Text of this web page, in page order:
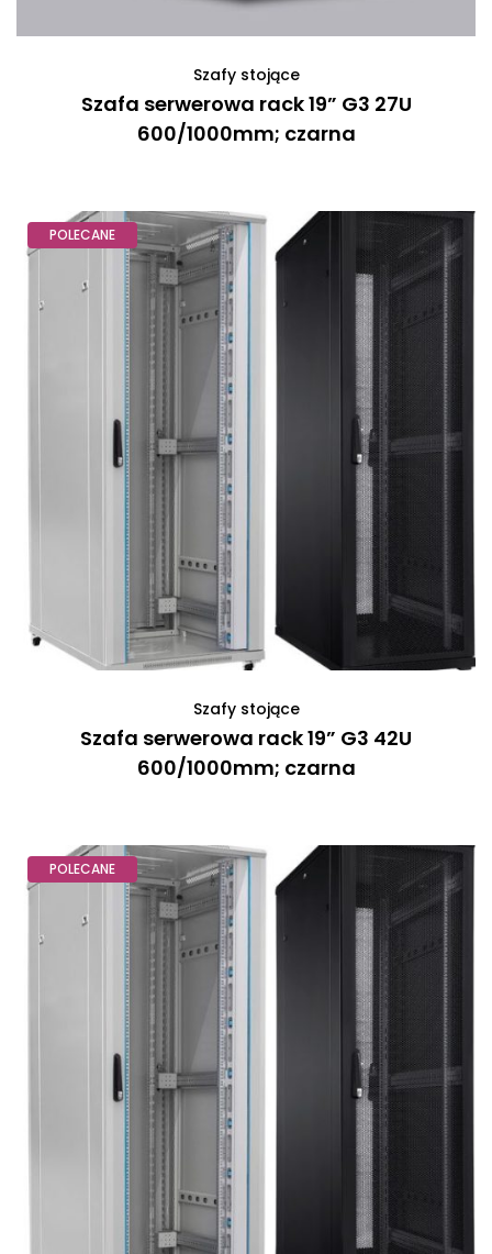
Szafy stojące
Szafa serwerowa rack 19” G3 27U
600/1000mm; czarna
POLECANE
Szafy stojące
Szafa serwerowa rack 19” G3 42U
600/1000mm; czarna
POLECANE